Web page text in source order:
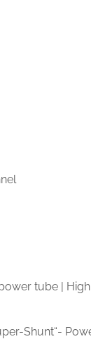
tube |
Shunt“-